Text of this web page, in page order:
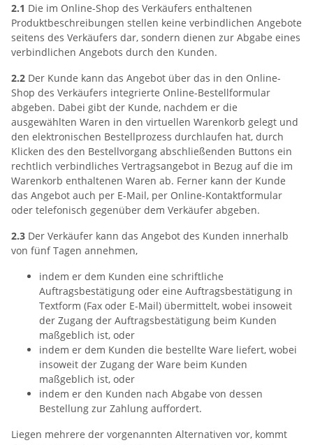
2.1 Die im Online-Shop des Verkäufers enthaltenen
Produktbeschreibungen stellen keine verbindlichen Angebote
seitens des Verkäufers dar, sondern dienen zur Abgabe eines
verbindlichen Angebots durch den Kunden.
2.2 Der Kunde kann das Angebot über das in den Online-
Shop des Verkäufers integrierte Online-Bestellformular
abgeben. Dabei gibt der Kunde, nachdem er die
ausgewählten Waren in den virtuellen Warenkorb gelegt und
den elektronischen Bestellprozess durchlaufen hat, durch
Klicken des den Bestellvorgang abschließenden Buttons ein
rechtlich verbindliches Vertragsangebot in Bezug auf die im
Warenkorb enthaltenen Waren ab. Ferner kann der Kunde
das Angebot auch per E-Mail, per Online-Kontaktformular
oder telefonisch gegenüber dem Verkäufer abgeben.
2.3 Der Verkäufer kann das Angebot des Kunden innerhalb
von fünf Tagen annehmen,
indem er dem Kunden eine schriftliche
Auftragsbestätigung oder eine Auftragsbestätigung in
Textform (Fax oder E-Mail) übermittelt, wobei insoweit
der Zugang der Auftragsbestätigung beim Kunden
maßgeblich ist, oder
indem er dem Kunden die bestellte Ware liefert, wobei
insoweit der Zugang der Ware beim Kunden
maßgeblich ist, oder
indem er den Kunden nach Abgabe von dessen
Bestellung zur Zahlung auffordert.
Liegen mehrere der vorgenannten Alternativen vor, kommt